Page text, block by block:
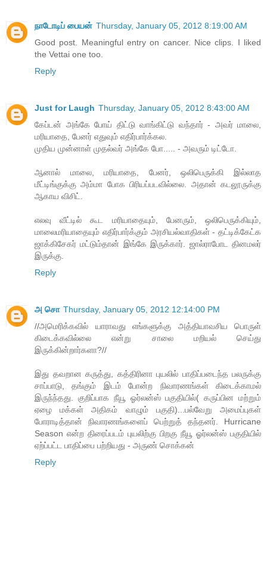
நாடோடிப் பையன் Thursday, January 05, 2012 8:19:00 AM
Good post. Meaningful entry on cancer. Nice clips. I liked
the Vettai one too.
Reply
Just for Laugh Thursday, January 05, 2012 8:43:00 AM
கேப்டன் அங்கே போய் திட்டு வாங்கிட்டு வந்தார் - அவர் மாலை,
மரியாதை, பேனர் எதுவும் எதிர்பார்க்கல.
முதிய முன்னாள் முதல்வர் அங்கே போ..... - அவரும் டிட்டோ.
ஆனால் மாலை, மரியாதை, பேனர், ஒலிபெருக்கி இல்லாத
மீட்டிங்குக்கு அம்மா போக பிரியப்படவில்லை. அதான் கடலூருக்கு
ஆகாய விசிட்.
எலவு வீட்டில் கூட மரியாதையும், பேனரும், ஒலிபெருக்கியும்,
மாலைமரியாதையும் எதிர்பார்க்கும் அரசியல்வாதிகள் - தட்டிக்கேட்க
ஜாக்கிசேகர் மட்டும்தான் இங்கே இருக்கார். ஜால்ராபோட தினமலர்
இருக்கு.
Reply
அ சொ Thursday, January 05, 2012 12:14:00 PM
//அமெரிக்கவில் யாராவது எங்களுக்கு அத்தியாவசிய பொருள்
கிடைக்கவில்லை என்று சாலை மறியல் செய்து
இருக்கின்றார்களா?//
இது தவறான கருத்து, கத்திரினா புயலில் பாதிப்படைந்த பலருக்கு
சாப்பாடு, தங்கும் இடம் போன்ற நிவாரணங்கள் கிடைக்காமல்
இருந்ந்தது. குறிப்பாக நீயூ ஓர்லன்ஸ் பகுதியில்( கருப்பின மற்றும்
ஏழை மக்கள் அதிகம் வாழும் பகுதி)...பல்வேறு அமைப்புகள்
போராடித்தான் நிவாரணங்களைப் பெற்றுத் தந்தனர். Hurricane
Season என்ற திரைப்படம் புயலிற்கு பிறகு நீயூ ஓர்லன்ஸ் பகுதியில்
ஏற்ப்பட்ட பாதிப்பை பற்றியது - அருண் சொக்கன்
Reply